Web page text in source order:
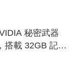
秘密武器
搭載 32GB 記憶